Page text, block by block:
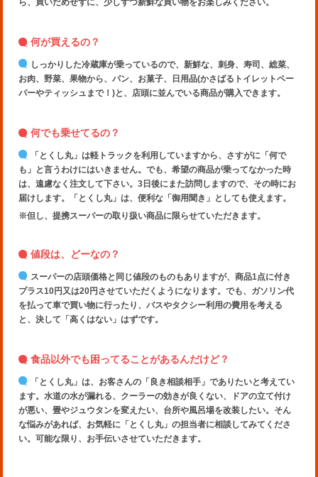
ら、買いだめせずに、少しずつ新鮮な買い物をお楽しみください。
何が買えるの？
しっかりした冷蔵庫が乗っているので、新鮮な、刺身、寿司、総菜、
お肉、野菜、果物から、パン、お菓子、日用品(かさばるトイレットペー
パーやティッシュまで！)と、店頭に並んでいる商品が購入できます。
何でも乗せてるの？
「とくし丸」は軽トラックを利用していますから、さすがに「何で
も」と言うわけにはいきません。でも、希望の商品が乗ってなかった時
は、遠慮なく注文して下さい。3日後にまた訪問しますので、その時にお
届けします。「とくし丸」は、便利な「御用聞き」としても使えます。
※但し、提携スーパーの取り扱い商品に限らせていただきます。
値段は、どーなの？
スーパーの店頭価格と同じ値段のものもありますが、商品1点に付き
プラス10円又は20円させていただくようになります。でも、ガソリン代
を払って車で買い物に行ったり、バスやタクシー利用の費用を考える
と、決して「高くはない」はずです。
食品以外でも困ってることがあるんだけど？
「とくし丸」は、お客さんの「良き相談相手」でありたいと考えてい
ます。水道の水が漏れる、クーラーの効きが良くない、ドアの立て付け
が悪い、畳やジュウタンを変えたい、台所や風呂場を改装したい。そん
な悩みがあれば、お気軽に「とくし丸」の担当者に相談してみてくださ
い。可能な限り、お手伝いさせていただきます。